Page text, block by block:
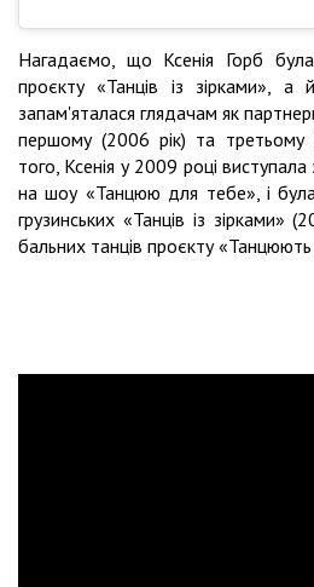
Нагадаємо, що Ксенія Горб
проєкту «Танців із зірками»,
запам'яталася глядачам як
першому (2006 рік) та третьому
того, Ксенія у 2009 році
на шоу «Танцюю для тебе», і
грузинських «Танців із зірками»
бальних танців проєкту